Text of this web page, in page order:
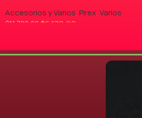
Accesorios y Varios, Pirex, Varios
$11.700,00 $6.170,00